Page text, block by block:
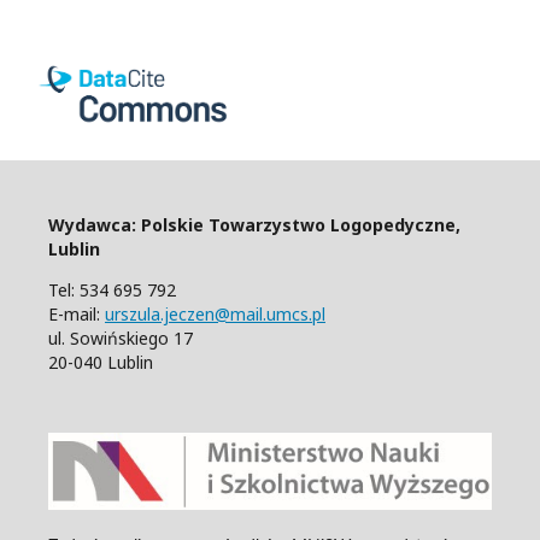
Wydawca: Polskie Towarzystwo Logopedyczne,
Lublin
Tel: 534 695 792
E-mail: urszula.jeczen@mail.umcs.pl
ul. Sowińskiego 17
20-040 Lublin